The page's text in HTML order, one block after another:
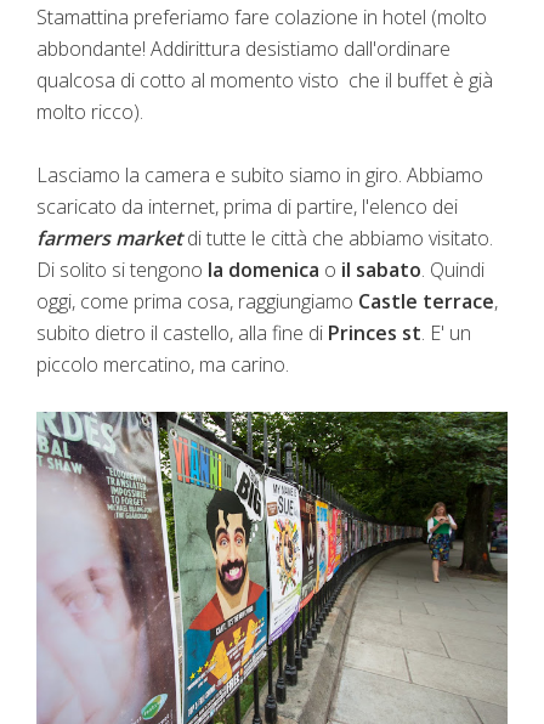
Stamattina preferiamo fare colazione in hotel (molto
abbondante! Addirittura desistiamo dall'ordinare
qualcosa di cotto al momento visto che il buffet è già
molto ricco).
Lasciamo la camera e subito siamo in giro. Abbiamo
scaricato da internet, prima di partire, l'elenco dei
farmers marketdi tutte le città che abbiamo visitato.
Di solito si tengono la domenica o il sabato. Quindi
oggi, come prima cosa, raggiungiamo Castle terrace,
subito dietro il castello, alla fine di Princes st. E' un
piccolo mercatino, ma carino.